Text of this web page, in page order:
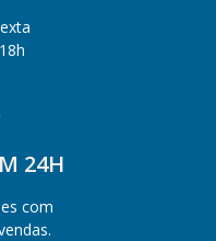
24H
com